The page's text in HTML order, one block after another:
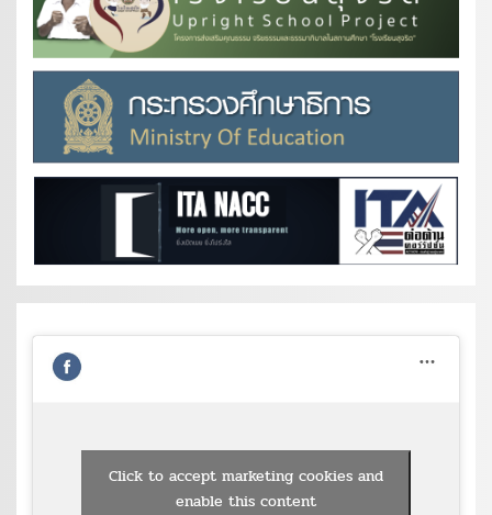
Click to accept marketing cookies and
enable this content